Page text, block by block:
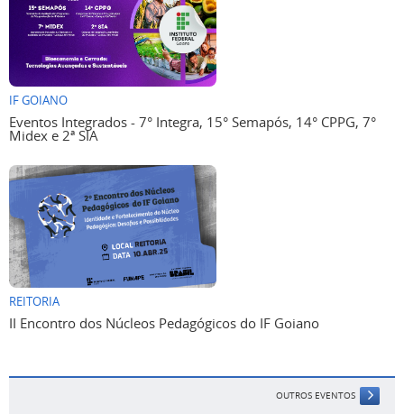
IF GOIANO
Eventos Integrados - 7° Integra, 15° Semapós, 14° CPPG, 7°
Midex e 2ª SIA
REITORIA
II Encontro dos Núcleos Pedagógicos do IF Goiano
OUTROS EVENTOS